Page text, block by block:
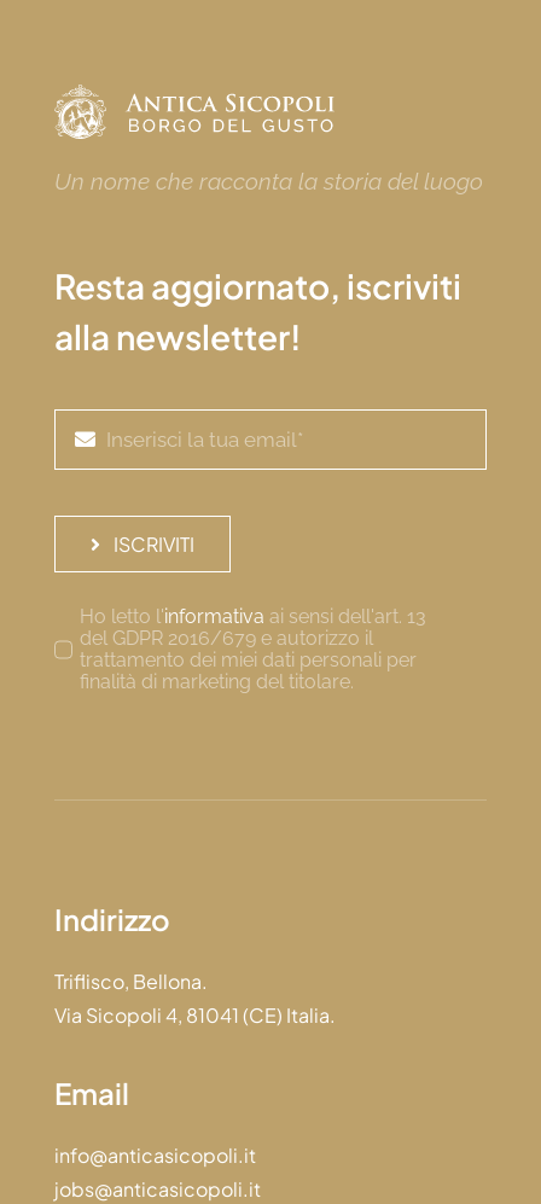
Un nome che racconta la storia del luogo
Resta aggiornato, iscriviti
alla newsletter!
ISCRIVITI
Ho letto l'informativa ai sensi dell'art. 13
del GDPR 2016/679 e autorizzo il
trattamento dei miei dati personali per
finalità di marketing del titolare.
Indirizzo
Triflisco, Bellona.
Via Sicopoli 4, 81041 (CE) Italia.
Email
info@anticasicopoli.it
jobs@anticasicopoli.it